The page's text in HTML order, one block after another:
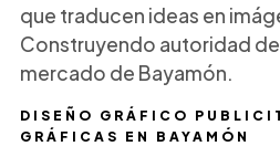
DISEÑO GRÁFICO
GRÁFICAS EN BAYAMÓN
que traducen ideas en
Construyendo autoridad de
mercado de Bayamón.